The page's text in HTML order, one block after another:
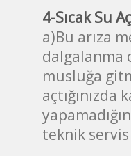
4-Sıcak Su
a)Bu arıza
dalgalanma
musluğa
teknik servis